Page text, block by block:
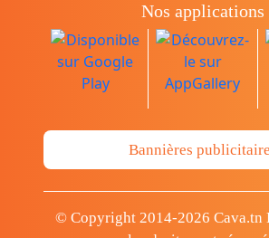
Nos applications
Bannières
© Copyright 2014-2026 Cava.tn